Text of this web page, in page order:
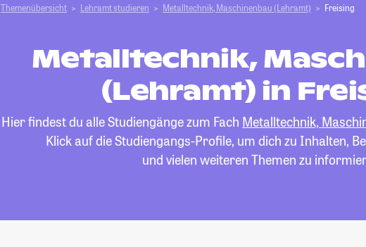
Themenübersicht Lehramt studieren Metalltechnik, Maschinenbau (Lehramt) Freising
Metalltechnik,
(Lehramt) in
Hier findest du alle Studiengänge zum Fach Metalltechnik,
Klick auf die Studiengangs-Profile, um dich zu Inhalten,
und vielen weiteren Themen zu